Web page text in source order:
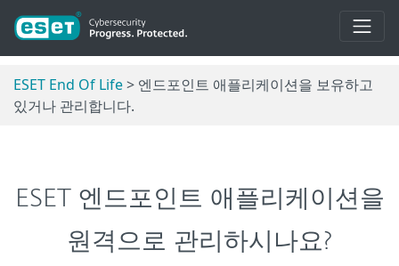
ESET End Of Life> 엔드포인트 애플리케이션을 보유하고
있거나 관리합니다.
ESET 엔드포인트 애플리케이션을
원격으로 관리하시나요?